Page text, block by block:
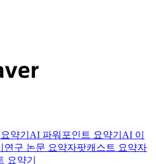
약기 AI 파워포인트 요약기 AI 이
연구 논문 요약자팟캐스트 요약자
요약기